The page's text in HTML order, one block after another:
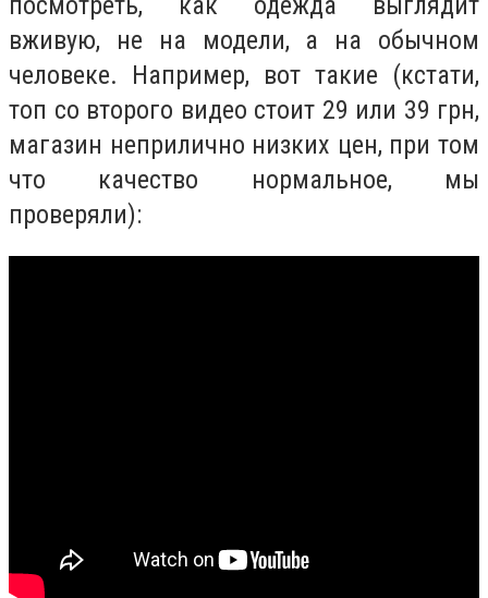
вживую, не на модели, а на обычном
человеке. Например, вот такие (кстати,
топ со второго видео стоит 29 или 39 грн,
магазин неприлично низких цен, при том
что качество нормальное, мы
проверяли):